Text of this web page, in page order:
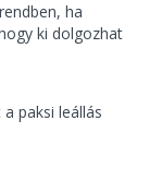
ha
ki dolgozhat
paksi leállás